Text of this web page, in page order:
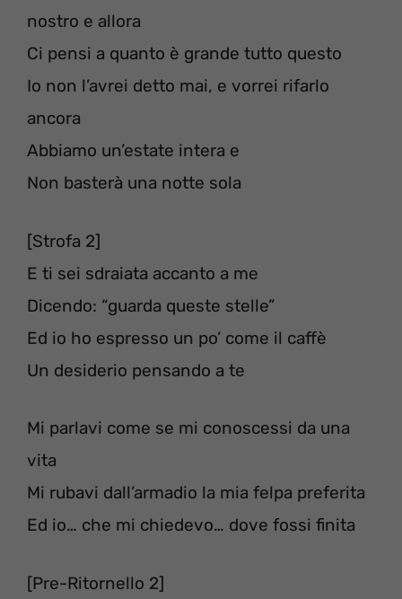
nostro e allora
Ci pensi a quanto è grande tutto questo
Io non l’avrei detto mai, e vorrei rifarlo
ancora
Abbiamo un’estate intera e
Non basterà una notte sola
[Strofa 2]
E ti sei sdraiata accanto a me
Dicendo: “guarda queste stelle”
Ed io ho espresso un po’ come il caffè
Un desiderio pensando a te
Mi parlavi come se mi conoscessi da una
vita
Mi rubavi dall’armadio la mia felpa preferita
Ed io… che mi chiedevo… dove fossi finita
[Pre-Ritornello 2]